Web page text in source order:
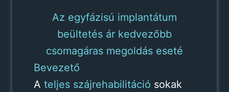
Az egyfázisú implantátum
beültetés ár kedvezőbb
csomagáras megoldás eseté
Bevezető
A teljes szájrehabilitáció sokak